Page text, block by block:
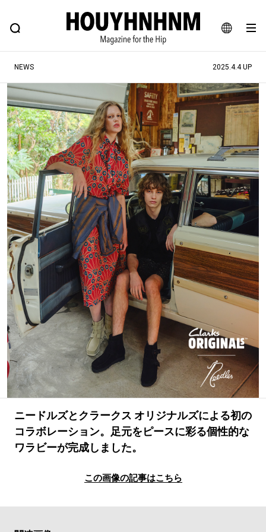
JA
EN
FEATURE BLOG SNAP
ヒップなファッション、カルチャー、ライフスタイルWEBマガジン
#注目のタグ
#SHOPPING ADDICT #憧れの逸品
#ESSENTIAL DESIGNS #古着サミット
#NEW VINTAGE #マイナーグッド図鑑
#路地裏てぃーん。 #MONTHLY JOURNAL
#GH 銘品の所以 #フイナムのYouTube
#Commune H #FOCUS IT #AH.H
#ととけん #FASHION #MUSIC #MOVIE
#LIFESTYLE #SNEAKER #OUTDOOR
#SPORTS #HANDSOME HANDBOOK
NEWS 2025.4.4 UP
ニードルズとクラークス オリジナルズによる初の
コラボレーション。足元をピースに彩る個性的な
ワラビーが完成しました。
この画像の記事はこちら